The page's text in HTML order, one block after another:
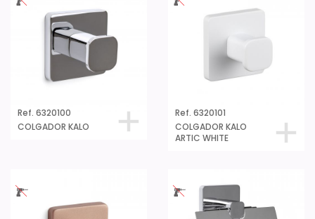
Ref. 6320100
COLGADOR KALO
Ref. 6320101
COLGADOR KALO
ARTIC WHITE